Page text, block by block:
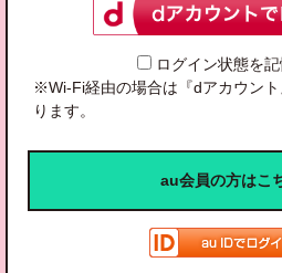
ログイン状態を
※Wi-Fi経由の場合は『dアカウン
ります。
au会員の方はこ